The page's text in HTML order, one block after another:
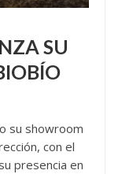
SU
su showroom
con el
presencia en